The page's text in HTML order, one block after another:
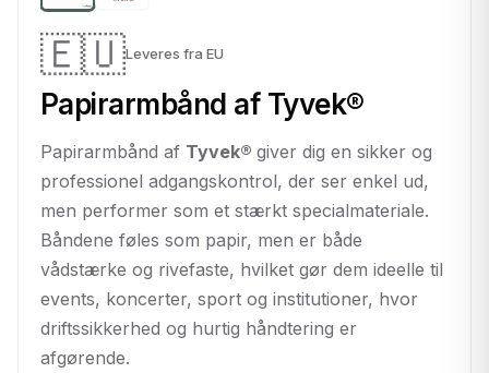
🇪🇺Leveres fra EU
Papirarmbånd af Tyvek®
Papirarmbånd af Tyvek® giver dig en sikker og
professionel adgangskontrol, der ser enkel ud,
men performer som et stærkt specialmateriale.
Båndene føles som papir, men er både
vådstærke og rivefaste, hvilket gør dem ideelle til
events, koncerter, sport og institutioner, hvor
driftssikkerhed og hurtig håndtering er
afgørende.